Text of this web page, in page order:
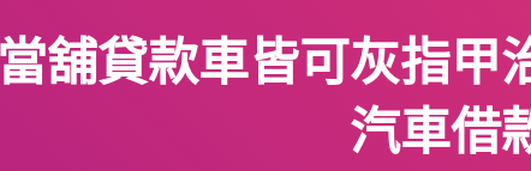
舖貸款車皆可灰指甲
汽車借